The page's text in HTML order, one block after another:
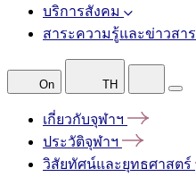
บริการสังคม
สาระความรู้และข่าวสาร
On TH
เกี่ยวกับจุฬาฯ
ประวัติจุฬาฯ
วิสัยทัศน์และยุทธศาสตร์